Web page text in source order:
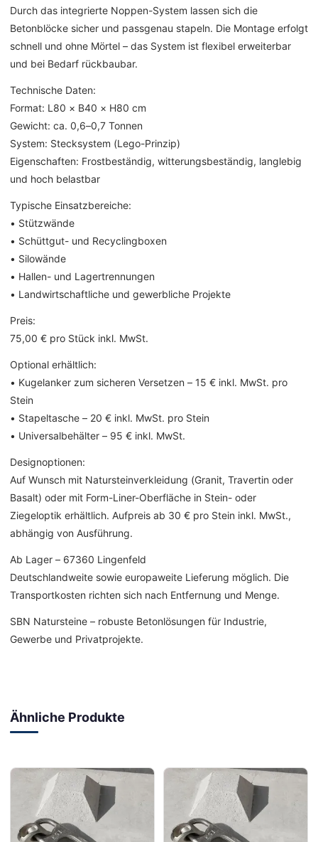
Durch das integrierte Noppen-System lassen sich die
Betonblöcke sicher und passgenau stapeln. Die Montage erfolgt
schnell und ohne Mörtel – das System ist flexibel erweiterbar
und bei Bedarf rückbaubar.
Technische Daten:
Format: L80 × B40 × H80 cm
Gewicht: ca. 0,6–0,7 Tonnen
System: Stecksystem (Lego-Prinzip)
Eigenschaften: Frostbeständig, witterungsbeständig, langlebig
und hoch belastbar
Typische Einsatzbereiche:
• Stützwände
• Schüttgut- und Recyclingboxen
• Silowände
• Hallen- und Lagertrennungen
• Landwirtschaftliche und gewerbliche Projekte
Preis:
75,00 € pro Stück inkl. MwSt.
Optional erhältlich:
• Kugelanker zum sicheren Versetzen – 15 € inkl. MwSt. pro
Stein
• Stapeltasche – 20 € inkl. MwSt. pro Stein
• Universalbehälter – 95 € inkl. MwSt.
Designoptionen:
Auf Wunsch mit Natursteinverkleidung (Granit, Travertin oder
Basalt) oder mit Form-Liner-Oberfläche in Stein- oder
Ziegeloptik erhältlich. Aufpreis ab 30 € pro Stein inkl. MwSt.,
abhängig von Ausführung.
Ab Lager – 67360 Lingenfeld
Deutschlandweite sowie europaweite Lieferung möglich. Die
Transportkosten richten sich nach Entfernung und Menge.
SBN Natursteine – robuste Betonlösungen für Industrie,
Gewerbe und Privatprojekte.
Ähnliche Produkte